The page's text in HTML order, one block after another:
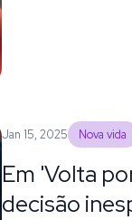
Jan 15, 2025 Nova vida
Em 'Volta
decisão